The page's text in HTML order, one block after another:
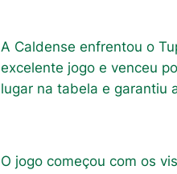
A Caldense enfrentou o
excelente jogo e venceu
lugar na tabela e garantiu
O jogo começou com os